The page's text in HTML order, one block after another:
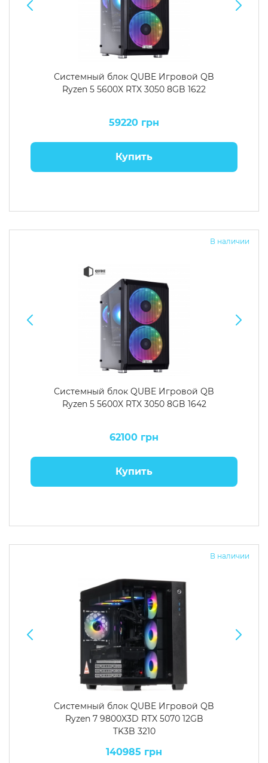
Системный блок QUBE Игровой QB
Ryzen 5 5600X RTX 3050 8GB 1622
59220 грн
Купить
В наличии
Системный блок QUBE Игровой QB
Ryzen 5 5600X RTX 3050 8GB 1642
62100 грн
Купить
В наличии
Системный блок QUBE Игровой QB
Ryzen 7 9800X3D RTX 5070 12GB
TK3B 3210
140985 грн